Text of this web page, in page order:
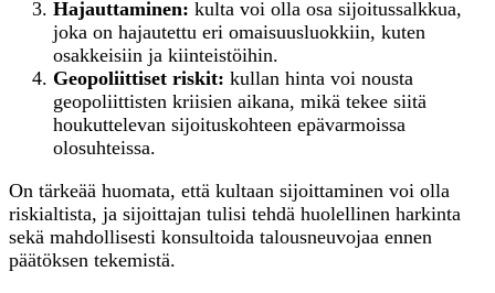
Hajauttaminen: kulta voi olla osa sijoitussalkkua,
joka on hajautettu eri omaisuusluokkiin, kuten
osakkeisiin ja kiinteistöihin.
Geopoliittiset riskit: kullan hinta voi nousta
geopoliittisten kriisien aikana, mikä tekee siitä
houkuttelevan sijoituskohteen epävarmoissa
olosuhteissa.
On tärkeää huomata, että kultaan sijoittaminen voi olla
riskialtista, ja sijoittajan tulisi tehdä huolellinen harkinta
sekä mahdollisesti konsultoida talousneuvojaa ennen
päätöksen tekemistä.